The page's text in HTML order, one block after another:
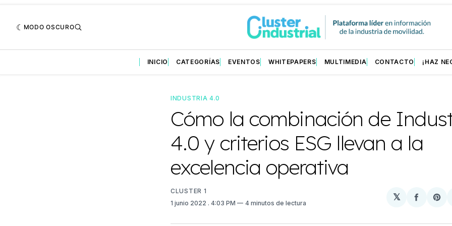
MODO OSCURO
INICIO CATEGORÍAS EVENTOS WHITEPAPERS MULTIMEDIA CONTACTO ¡HAZ
INDUSTRIA 4.0
Cómo la combinación de
4.0 y criterios ESG llevan a la
excelencia operativa
CLUSTER 1
1 junio 2022 . 4:03 PM 4 minutos de lectura
𝕏